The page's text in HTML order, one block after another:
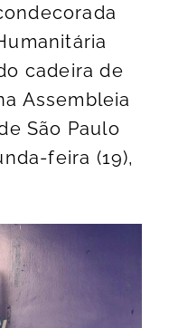
cadeira de
Assembleia
São Paulo
feira (19),